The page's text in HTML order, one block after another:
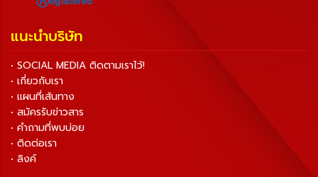
แนะนำบริษัท
• SOCIAL MEDIA ติดตามเราไว้!
• เกี่ยวกับเรา
• แผนที่เส้นทาง
• สมัครรับข่าวสาร
• คำถามที่พบบ่อย
• ติดต่อเรา
• ลิงค์